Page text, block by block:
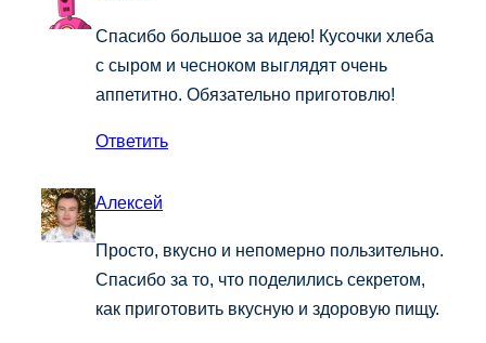
Спасибо большое за идею! Кусочки хлеба
с сыром и чесноком выглядят очень
аппетитно. Обязательно приготовлю!
Ответить
Алексей
Просто, вкусно и непомерно пользительно.
Спасибо за то, что поделились секретом,
как приготовить вкусную и здоровую пищу.